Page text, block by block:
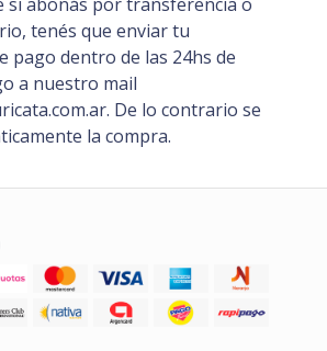
tenés que enviar tu
pago dentro de las 24hs de
a nuestro mail
De lo contrario se
la compra.